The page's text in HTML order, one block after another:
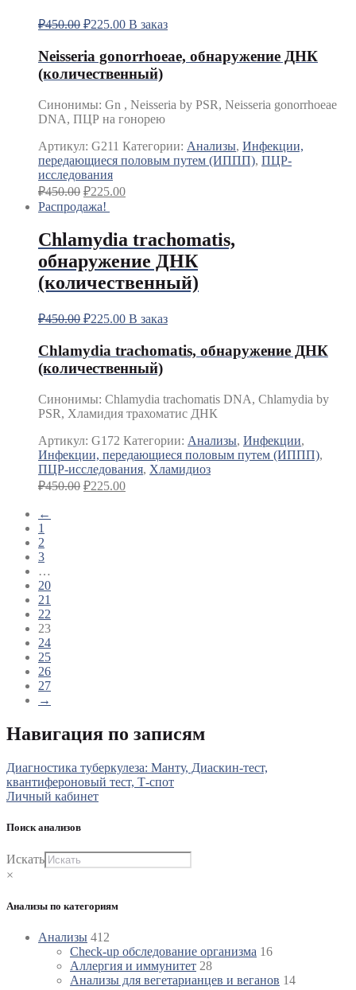
₽450.00 ₽225.00 В заказ
Neisseria gonorrhoeae, обнаружение ДНК
(количественный)
Синонимы: Gn , Neisseria by PSR, Neisseria gonorrhoeae
DNA, ПЦР на гонорею
Артикул: G211 Категории: Анализы, Инфекции,
передающиеся половым путем (ИППП), ПЦР-
исследования
₽450.00 ₽225.00
Распродажа!
Chlamydia trachomatis,
обнаружение ДНК
(количественный)
₽450.00 ₽225.00 В заказ
Chlamydia trachomatis, обнаружение ДНК
(количественный)
Синонимы: Chlamydia trachomatis DNA, Chlamydia by
PSR, Хламидия трахоматис ДНК
Артикул: G172 Категории: Анализы, Инфекции,
Инфекции, передающиеся половым путем (ИППП),
ПЦР-исследования, Хламидиоз
₽450.00 ₽225.00
←
1
2
3
…
20
21
22
23
24
25
26
27
→
Навигация по записям
Диагностика туберкулеза: Манту, Диаскин-тест,
квантифероновый тест, Т-спот
Личный кабинет
Поиск анализов
Искать
×
Анализы по категориям
Анализы 412
Check-up обследование организма 16
Аллергия и иммунитет 28
Анализы для вегетарианцев и веганов 14